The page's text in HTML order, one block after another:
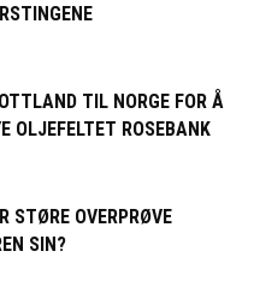
TIL NORGE FOR Å
OLJEFELTET ROSEBANK
STØRE OVERPRØVE
SIN?